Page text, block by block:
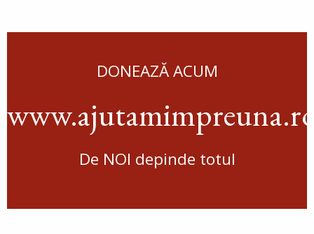
DONEAZĂ ACUM
De NOI depinde totul